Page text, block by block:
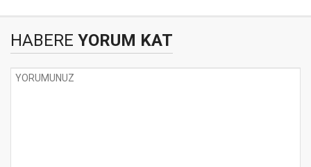
HABERE YORUM KAT